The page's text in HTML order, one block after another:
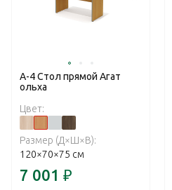
А-4 Стол прямой Агат
ольха
Цвет:
Размер (Д×Ш×В):
120×70×75 см
7 001 ₽